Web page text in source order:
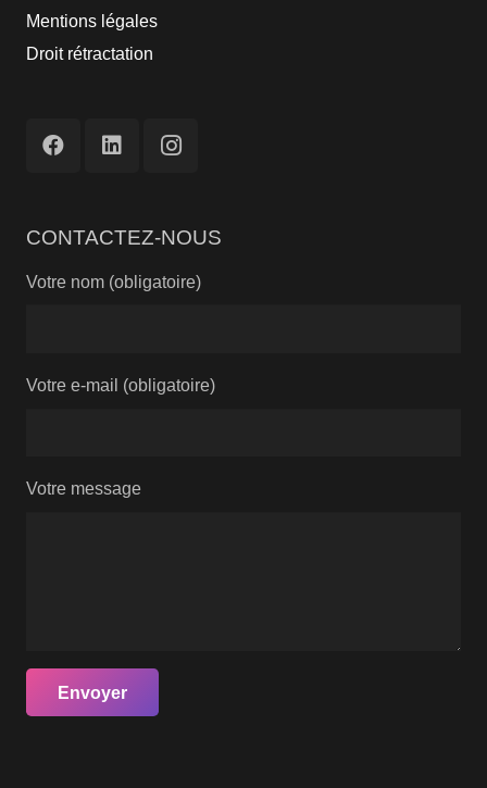
Mentions légales
Droit rétractation
CONTACTEZ-NOUS
Votre nom (obligatoire)
Votre e-mail (obligatoire)
Votre message